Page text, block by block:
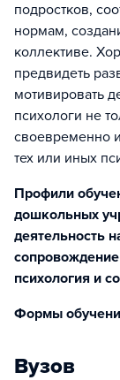
подростков,
нормам,
коллективе.
предвидеть
мотивировать
психологи не
своевременно
тех или иных
Профили
дошкольных
деятельность
психология и
Формы
Вузов